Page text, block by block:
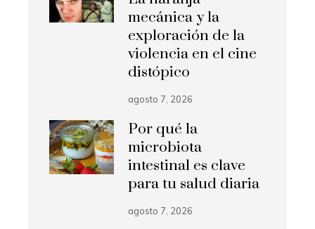
mecánica y la
exploración de la
violencia en el cine
distópico
agosto 7, 2026
Por qué la
microbiota
intestinal es clave
para tu salud diaria
agosto 7, 2026